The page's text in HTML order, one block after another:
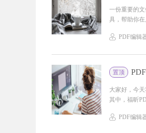
一份重要的
具，帮助你
PDF编辑
置顶
大家好，今
其中，福昕
PDF编辑